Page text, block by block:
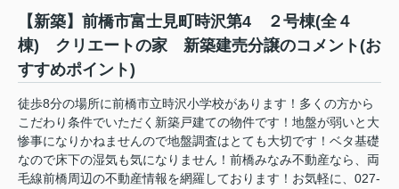
【新築】前橋市富士見町時沢第4 ２号棟(全４
棟) クリエートの家 新築建売分譲のコメント(お
すすめポイント)
徒歩8分の場所に前橋市立時沢小学校があります！多くの方から
こだわり条件でいただく新築戸建ての物件です！地盤が弱いと大
惨事になりかねませんので地盤調査はとても大切です！ベタ基礎
なので床下の湿気も気になりません！前橋みなみ不動産なら、両
毛線前橋周辺の不動産情報を網羅しております！お気軽に、027-